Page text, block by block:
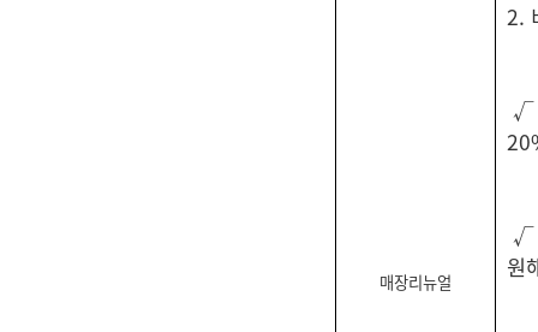
매장리뉴얼
2.
√
√
원